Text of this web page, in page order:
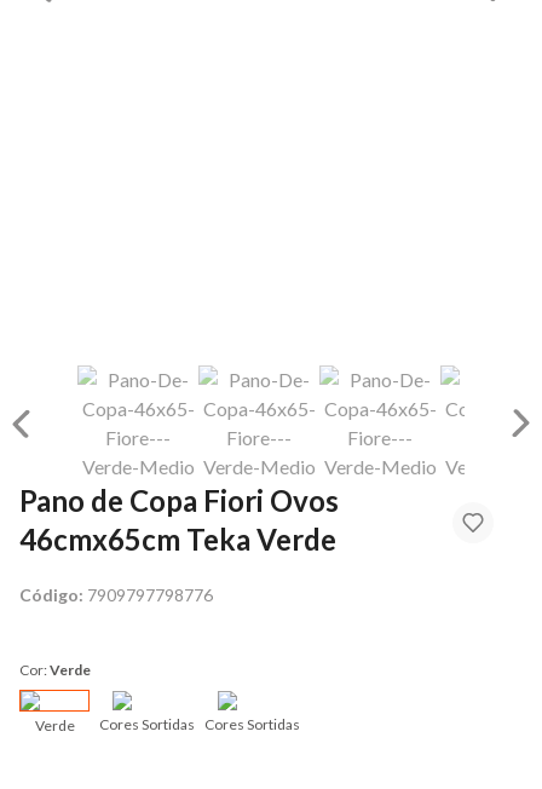
Pano de Copa Fiori Ovos
46cmx65cm Teka Verde
Código: 7909797798776
Cor:Verde
Verde Cores Sortidas Cores Sortidas